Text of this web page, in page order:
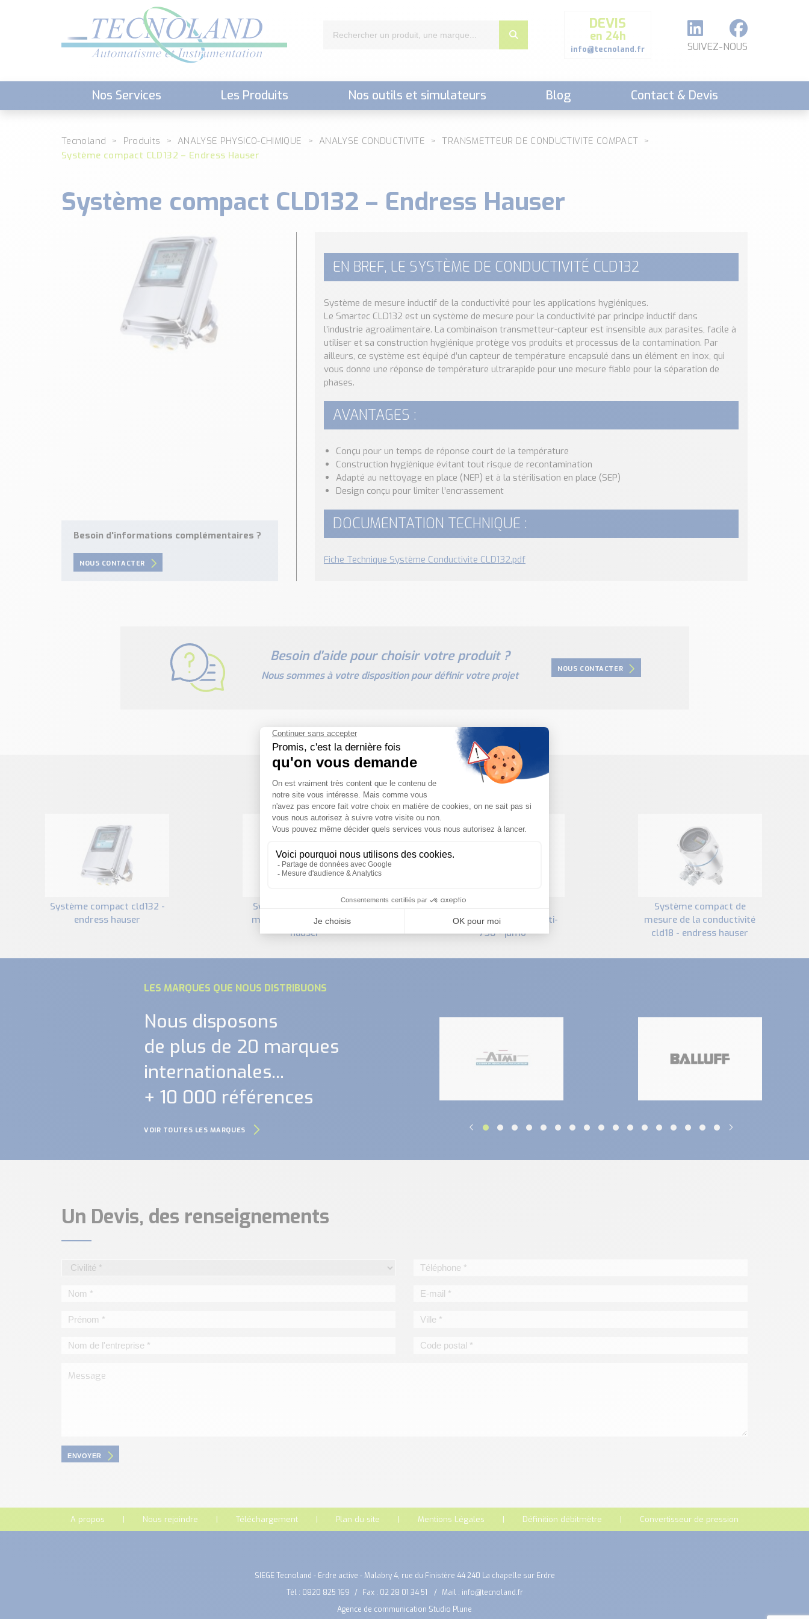
DEVIS
en 24h
info@tecnoland.fr SUIVEZ-NOUS
Nos Services Les Produits Nos outils et simulateurs Blog Contact & Devis
Tecnoland Produits ANALYSE PHYSICO-CHIMIQUE ANALYSE CONDUCTIVITE
TRANSMETTEUR DE CONDUCTIVITE COMPACT
Système compact CLD132 – Endress Hauser
Système compact CLD132 – Endress Hauser
Besoin d'informations complémentaires ?
NOUS CONTACTER
EN BREF, LE SYSTÈME DE CONDUCTIVITÉ CLD132
Système de mesure inductif de la conductivité pour les applications hygiéniques.
Le Smartec CLD132 est un système de mesure pour la conductivité par principe inductif dans
l’industrie agroalimentaire. La combinaison transmetteur-capteur est insensible aux parasites, facile à
utiliser et sa construction hygiénique protège vos produits et processus de la contamination. Par
ailleurs, ce système est équipé d’un capteur de température encapsulé dans un élément en inox, qui
vous donne une réponse de température ultrarapide pour une mesure fiable pour la séparation de
phases.
AVANTAGES :
Conçu pour un temps de réponse court de la température
Construction hygiénique évitant tout risque de recontamination
Adapté au nettoyage en place (NEP) et à la stérilisation en place (SEP)
Design conçu pour limiter l’encrassement
DOCUMENTATION TECHNIQUE :
Fiche Technique Système Conductivite CLD132.pdf
Besoin d'aide pour choisir votre produit ?
Nous sommes à votre disposition pour définir votre projet NOUS CONTACTER
PRODUITS SIMILAIRES
système compact cld132 -
endress hauser
système de compact de
mesure cld134 - endress
hauser
conductivité compact cti-
750 - jumo
système compact de
mesure de la conductivité
cld18 - endress hauser
LES MARQUES QUE NOUS DISTRIBUONS
Nous disposons
de plus de 20 marques
internationales...
+ 10 000 références
VOIR TOUTES LES MARQUES
Un Devis, des renseignements
ENVOYER
A propos Nous rejoindre Téléchargement Plan du site Mentions Légales Définition débitmètre Convertisseur de pression
SIEGE Tecnoland - Erdre active - Malabry 4, rue du Finistère 44 240 La chapelle sur Erdre
Tél : 0820 825 169 Fax : 02 28 01 34 51 Mail : info@tecnoland.fr
Agence de communication Studio Plune